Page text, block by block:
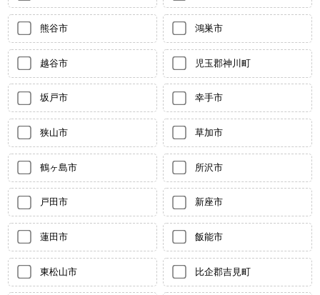
熊谷市 鴻巣市
越谷市 児玉郡神川町
坂戸市 幸手市
狭山市 草加市
鶴ヶ島市 所沢市
戸田市 新座市
蓮田市 飯能市
東松山市 比企郡吉見町